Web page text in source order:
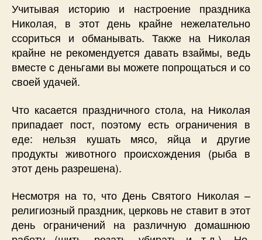
Учитывая историю и настроение праздника
Николая, в этот день крайне нежелательно
ссориться и обманывать. Также на Николая
крайне не рекомендуется давать взаймы, ведь
вместе с деньгами вы можете попрощаться и со
своей удачей.
Что касается праздничного стола, на Николая
припадает пост, поэтому есть ограничения в
еде: нельзя кушать мясо, яйца и другие
продукты животного происхождения (рыба в
этот день разрешена).
Несмотря на то, что День Святого Николая –
религиозный праздник, церковь не ставит в этот
день ограничений на различную домашнюю